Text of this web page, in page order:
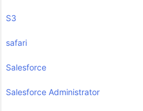
S3
safari
Salesforce
Salesforce Administrator